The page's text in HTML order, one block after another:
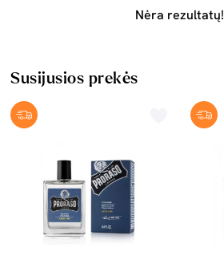
Nėra rezultatų!
Susijusios prekės